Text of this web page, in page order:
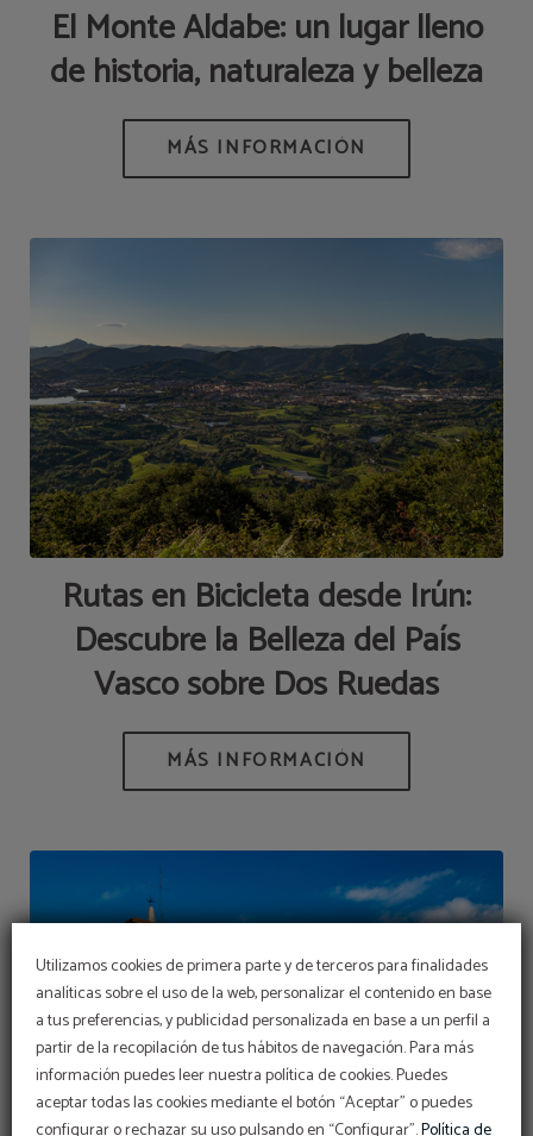
Utilizamos cookies de primera parte y de terceros para finalidades
analíticas sobre el uso de la web, personalizar el contenido en base
a tus preferencias, y publicidad personalizada en base a un perfil a
partir de la recopilación de tus hábitos de navegación. Para más
información puedes leer nuestra política de cookies. Puedes
aceptar todas las cookies mediante el botón “Aceptar” o puedes
El Monte Aldabe: un lugar lleno
de historia, naturaleza y belleza
Rutas en Bicicleta desde Irún:
Descubre la Belleza del País
Vasco sobre Dos Ruedas